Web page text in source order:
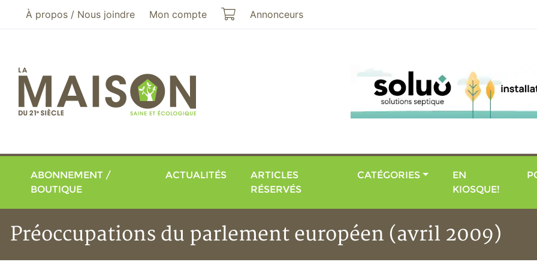
Aller au menu principal
Aller au contenu principal
À propos / Nous joindre Mon compte Mon panier
Annonceurs
ABONNEMENT /
BOUTIQUE
ACTUALITÉS
ARTICLES
RÉSERVÉS
CATÉGORIES
EN
KIOSQUE!
Préoccupations du parlement européen (avril 2009)